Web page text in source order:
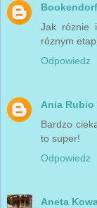
Jak róznie
róznym
Odpowiedz
Ania Rubio
Bardzo
to super!
Odpowiedz
Aneta